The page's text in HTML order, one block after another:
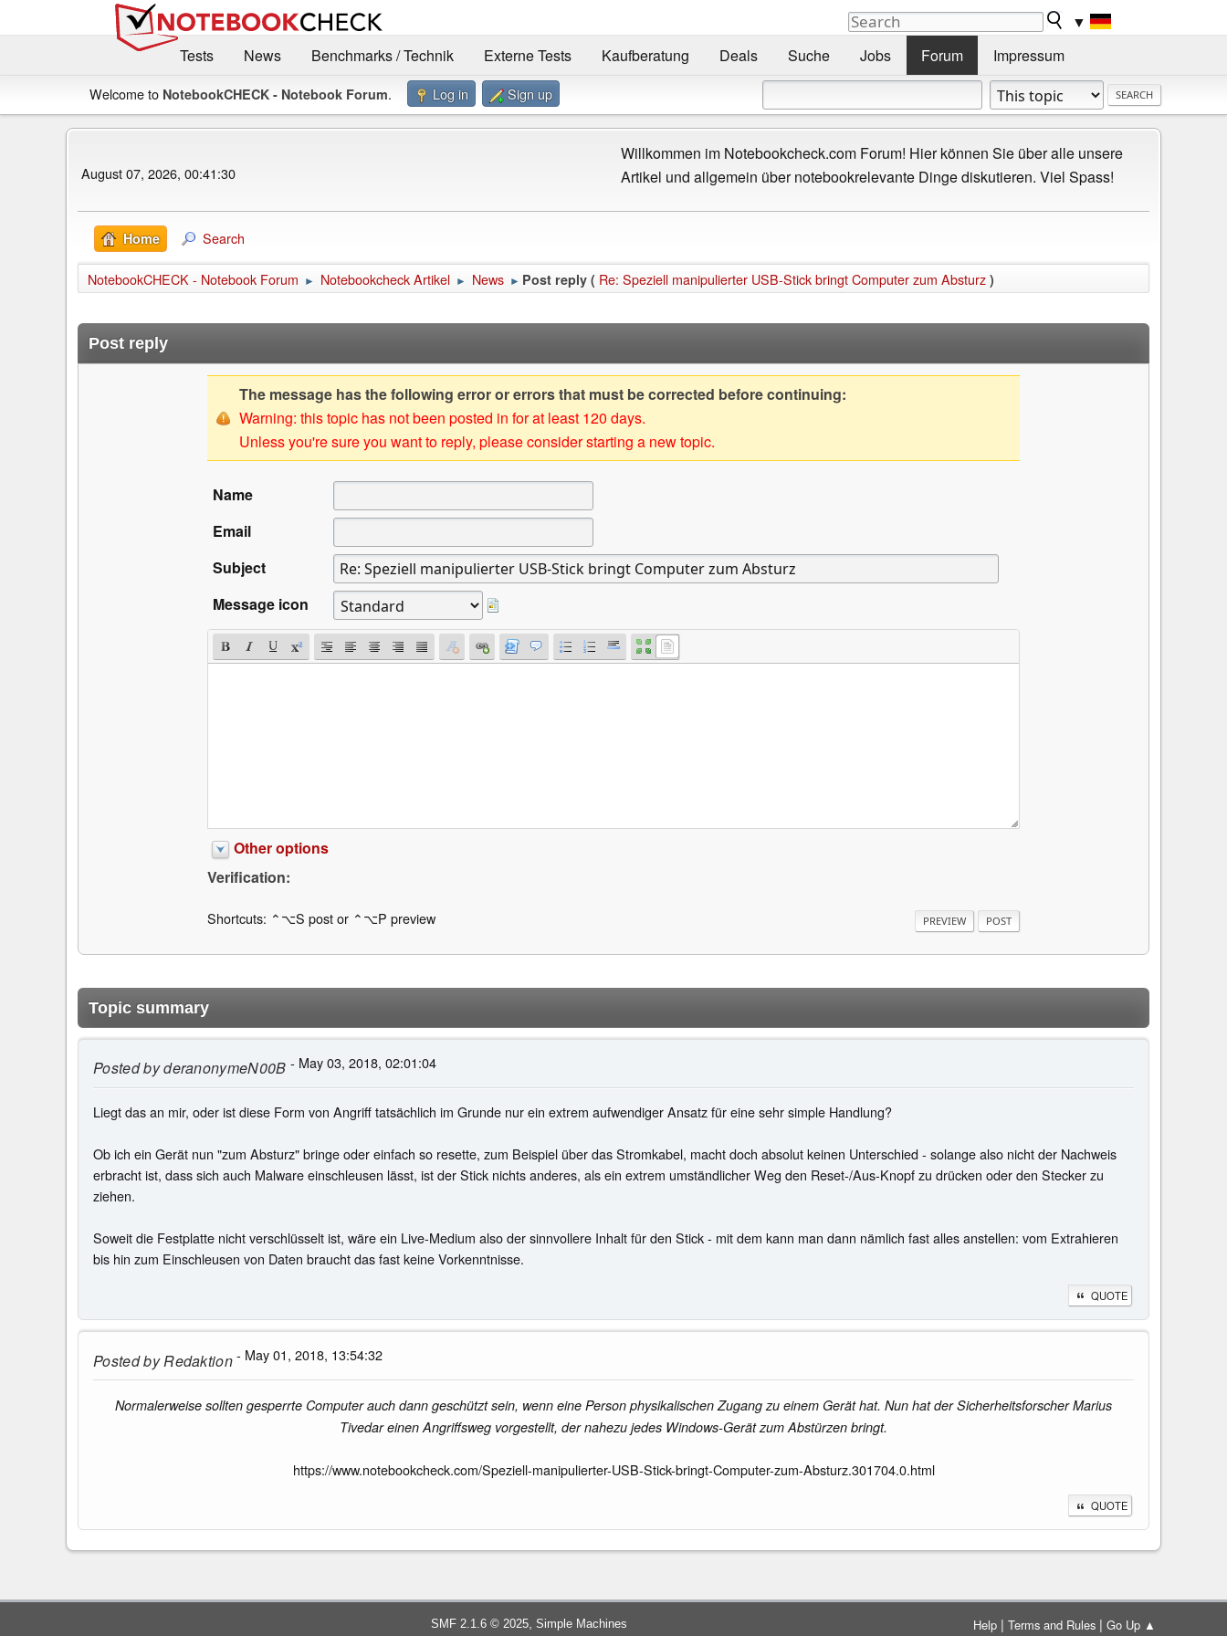
▼
Tests
News Benchmarks / Technik Externe Tests Kaufberatung Deals Suche Jobs Forum Impressum
Welcome to NotebookCHECK - Notebook Forum. Log in Sign up
August 07, 2026, 00:41:30
Willkommen im Notebookcheck.com Forum! Hier können Sie über alle unsere
Artikel und allgemein über notebookrelevante Dinge diskutieren. Viel Spass!
Home Search
NotebookCHECK - Notebook Forum ► Notebookcheck Artikel ► News ► Post reply ( Re: Speziell manipulierter USB-Stick bringt Computer zum Absturz )
Post reply
The message has the following error or errors that must be corrected before continuing:
Warning: this topic has not been posted in for at least 120 days.
Unless you're sure you want to reply, please consider starting a new topic.
Name
Email
Subject
Message icon
Other options
Verification:
Shortcuts: ⌃⌥S post or ⌃⌥P preview
Topic summary
Posted byderanonymeN00B - May 03, 2018, 02:01:04
Liegt das an mir, oder ist diese Form von Angriff tatsächlich im Grunde nur ein extrem aufwendiger Ansatz für eine sehr simple Handlung?
Ob ich ein Gerät nun "zum Absturz" bringe oder einfach so resette, zum Beispiel über das Stromkabel, macht doch absolut keinen Unterschied - solange also nicht der Nachweis
erbracht ist, dass sich auch Malware einschleusen lässt, ist der Stick nichts anderes, als ein extrem umständlicher Weg den Reset-/Aus-Knopf zu drücken oder den Stecker zu
ziehen.
Soweit die Festplatte nicht verschlüsselt ist, wäre ein Live-Medium also der sinnvollere Inhalt für den Stick - mit dem kann man dann nämlich fast alles anstellen: vom Extrahieren
bis hin zum Einschleusen von Daten braucht das fast keine Vorkenntnisse.
QUOTE
Posted byRedaktion- May 01, 2018, 13:54:32
Normalerweise sollten gesperrte Computer auch dann geschützt sein, wenn eine Person physikalischen Zugang zu einem Gerät hat. Nun hat der Sicherheitsforscher Marius
Tivedar einen Angriffsweg vorgestellt, der nahezu jedes Windows-Gerät zum Abstürzen bringt.
https://www.notebookcheck.com/Speziell-manipulierter-USB-Stick-bringt-Computer-zum-Absturz.301704.0.html
QUOTE
Help| Terms and Rules| Go Up ▲
SMF 2.1.6 © 2025 Simple Machines